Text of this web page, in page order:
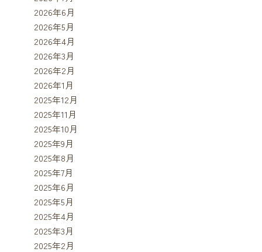
2026年6月
2026年5月
2026年4月
2026年3月
2026年2月
2026年1月
2025年12月
2025年11月
2025年10月
2025年9月
2025年8月
2025年7月
2025年6月
2025年5月
2025年4月
2025年3月
2025年2月